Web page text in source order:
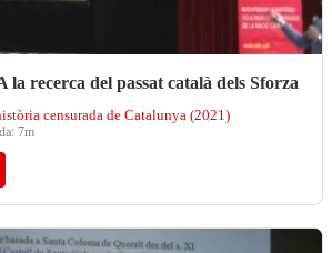
recerca del passat català dels Sforza
censurada de Catalunya (2021)
7m